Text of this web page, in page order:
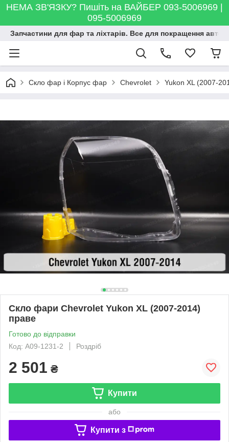
НЕМА ЗВ'ЯЗКУ? Пишіть на ВАЙБЕР 093-5006969 |
095-5006969
Запчастини для фар та ліхтарів. Все для покращення
Скло фар і Корпус фар Chevrolet Yukon XL (2007-
Скло фари Chevrolet Yukon XL (2007-2014)
праве
Готово до відправки
Код: A09-1231-2
Роздріб
2 501 ₴
Купити
або
Купити з